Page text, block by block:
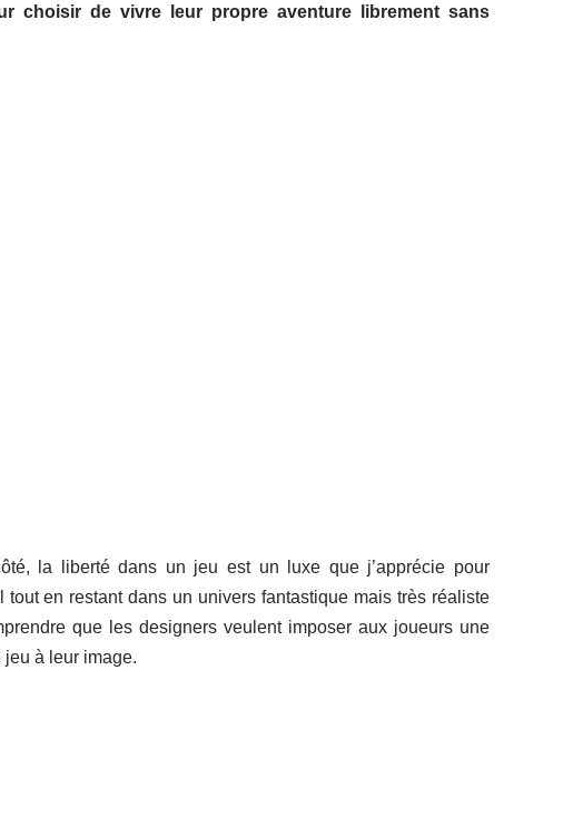
choisir de vivre leur propre aventure librement sans
la liberté dans un jeu est un luxe que j’apprécie pour
tout en restant dans un univers fantastique mais très réaliste
que les designers veulent imposer aux joueurs une
à leur image.